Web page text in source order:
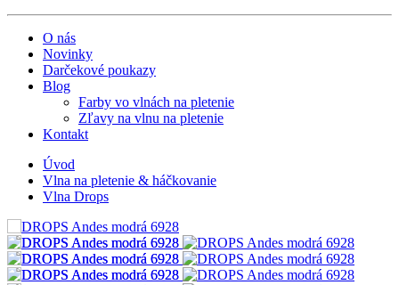
O nás
Novinky
Darčekové poukazy
Blog
Farby vo vlnách na pletenie
Zľavy na vlnu na pletenie
Kontakt
Úvod
Vlna na pletenie & háčkovanie
Vlna Drops